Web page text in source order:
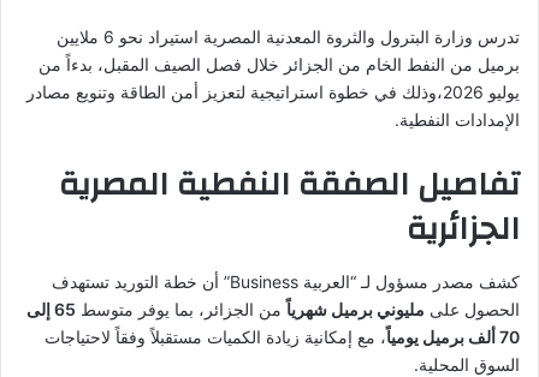
تدرس وزارة البترول والثروة المعدنية المصرية استيراد نحو 6 ملايين
برميل من النفط الخام من الجزائر خلال فصل الصيف المقبل، بدءاً من
يوليو 2026،وذلك في خطوة استراتيجية لتعزيز أمن الطاقة وتنويع مصادر
الإمدادات النفطية.
تفاصيل الصفقة النفطية المصرية
الجزائرية
كشف مصدر مسؤول لـ “العربية Business” أن خطة التوريد تستهدف
الحصول على مليوني برميل شهرياًمن الجزائر، بما يوفر متوسط
65 إلى
70 ألف برميل يومياً
، مع إمكانية زيادة الكميات مستقبلاً وفقاً لاحتياجات
السوق المحلية.